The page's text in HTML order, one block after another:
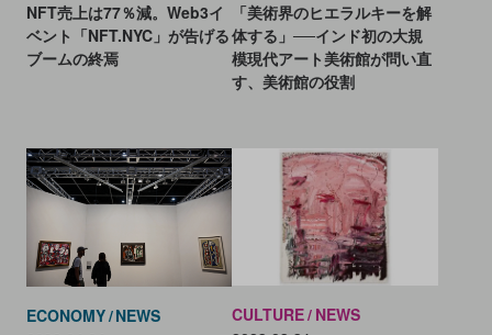
NFT売上は77％減。Web3イ
ベント「NFT.NYC」が告げる
ブームの終焉
「美術界のヒエラルキーを解
体する」──インド初の大規
模現代アート美術館が問い直
す、美術館の役割
ECONOMY NEWS
CULTURE NEWS